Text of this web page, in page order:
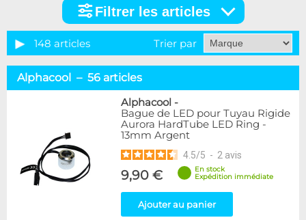
articles
Catégorie
Tuyaux souples
37
Accessoires pour tuyaux
59
Marque
Alphacool
56
DocMicro
27
17
2
Filtrer les articles
148 articles Trier par
Alphacool – 56 articles
Alphacool -
Bague de LED pour Tuyau Rigide
Aurora HardTube LED Ring -
13mm Argent
4.5/5 - 2 avis
9,90 €
En stock
Expédition immédiate
Ajouter au panier